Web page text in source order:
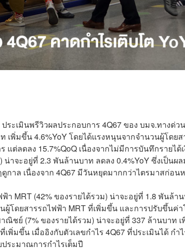
ประเมินพรีวิวผลประกอบการ 4Q67 ของ บมจ.ทางด่
เพิ่มขึ้น 4.6%YoY โดยได้แรงหนุนจากจำนวนผู้โดย
แต่ลดลง 15.7%QoQ เนื่องจากไม่มีการบันทึกรายไ
น่าจะอยู่ที่ 2.3 พันล้านบาท ลดลง 0.4%YoY ซึ่งเป็น
ดูกาล เนื่องจาก 4Q67 มีวันหยุดมากกว่าไตรมาสก่อน
า MRT (42% ของรายได้รวม) น่าจะอยู่ที่ 1.8 พันล้า
ผู้โดยสารรถไฟฟ้า MRT ที่เพิ่มขึ้น และการปรับขึ้นค่
ชย์ (7% ของรายได้รวม) น่าจะอยู่ที่ 337 ล้านบาท เ
พิ่มขึ้น เมื่ออิงกับตัวเลขกำไร 4Q67 ที่ประเมินได้ ก
ระมาณการกำไรเต็มปี